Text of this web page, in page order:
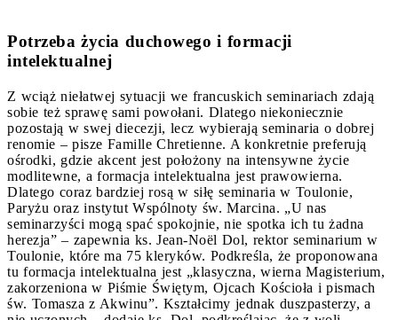
Potrzeba życia duchowego i formacji
intelektualnej
Z wciąż niełatwej sytuacji we francuskich seminariach zdają
sobie też sprawę sami powołani. Dlatego niekoniecznie
pozostają w swej diecezji, lecz wybierają seminaria o dobrej
renomie – pisze Famille Chretienne. A konkretnie preferują
ośrodki, gdzie akcent jest położony na intensywne życie
modlitewne, a formacja intelektualna jest prawowierna.
Dlatego coraz bardziej rosą w siłę seminaria w Toulonie,
Paryżu oraz instytut Wspólnoty św. Marcina. „U nas
seminarzyści mogą spać spokojnie, nie spotka ich tu żadna
herezja” – zapewnia ks. Jean-Noël Dol, rektor seminarium w
Toulonie, które ma 75 kleryków. Podkreśla, że proponowana
tu formacja intelektualna jest „klasyczna, wierna Magisterium,
zakorzeniona w Piśmie Świętym, Ojcach Kościoła i pismach
św. Tomasza z Akwinu”. Kształcimy jednak duszpasterzy, a